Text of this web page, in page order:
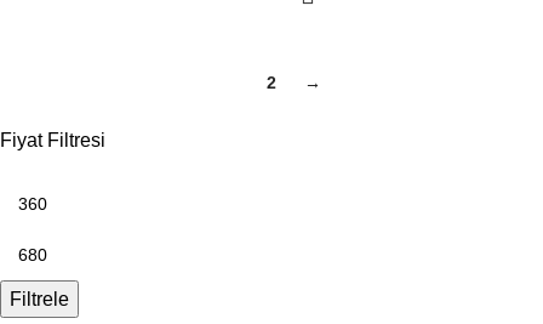
Fiyat Filtresi
Filtrele
2 →